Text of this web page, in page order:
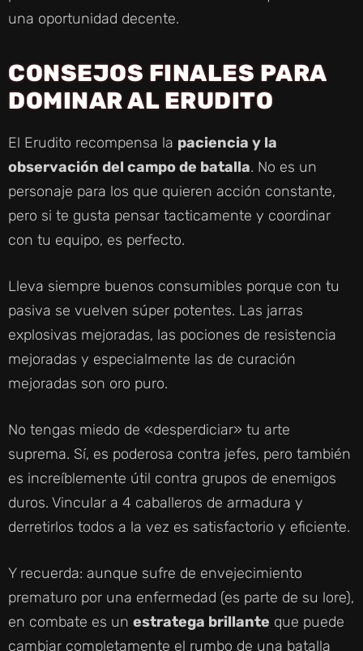
una oportunidad decente.
CONSEJOS FINALES PARA
DOMINAR AL ERUDITO
El Erudito recompensa la paciencia y la
observación del campo de batalla. No es un
personaje para los que quieren acción constante,
pero si te gusta pensar tacticamente y coordinar
con tu equipo, es perfecto.
Lleva siempre buenos consumibles porque con tu
pasiva se vuelven súper potentes. Las jarras
explosivas mejoradas, las pociones de resistencia
mejoradas y especialmente las de curación
mejoradas son oro puro.
No tengas miedo de «desperdiciar» tu arte
suprema. Sí, es poderosa contra jefes, pero también
es increíblemente útil contra grupos de enemigos
duros. Vincular a 4 caballeros de armadura y
derretirlos todos a la vez es satisfactorio y eficiente.
Y recuerda: aunque sufre de envejecimiento
prematuro por una enfermedad (es parte de su lore),
en combate es un estratega brillante que puede
cambiar completamente el rumbo de una batalla